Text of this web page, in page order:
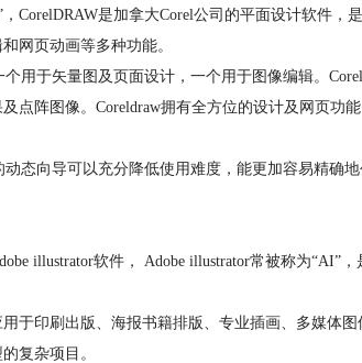
CorelDRAW是加拿大Corel公司的平面设计软件
网页动画等多种功能。
用于矢量图及页面设计，一个用于图像编辑。
点阵图像。Coreldraw拥有全方位的设计及网页功
态向导可以充分降低使用难度，能更加容易精确
illustrator软件， Adobe illustrator常被称为“AI”
于印刷出版、海报书籍排版、专业插画、多媒体
复杂项目。